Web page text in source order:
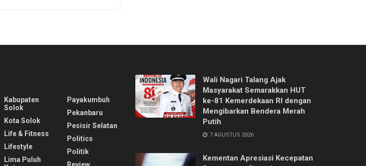
Kabupaten
Solok
Kota Solok
Life & Fitness
Lifestyle
Lima Puluh
Payakumbuh
Pekanbaru
Pesisir Selatan
Politics
Politik
Review
Wali Nagari Talang Ajak
Masyarakat Semarakkan HUT
ke-81 Kemerdekaan RI dengan
Mengibarkan Bendera Merah
Putih
7 AGUSTUS 2026
Kementan Apresiasi Kecepatan